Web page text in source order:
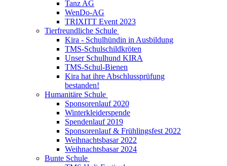
Tanz AG
WenDo-AG
TRIXITT Event 2023
Tierfreundliche Schule
Kira - Schulhündin in Ausbildung
TMS-Schulschildkröten
Unser Schulhund KIRA
TMS-Schul-Bienen
Kira hat ihre Abschlussprüfung
bestanden!
Humanitäre Schule
Sponsorenlauf 2020
Winterkleiderspende
Spendenlauf 2019
Sponsorenlauf & Frühlingsfest 2022
Weihnachtsbasar 2022
Weihnachtsbasar 2024
Bunte Schule